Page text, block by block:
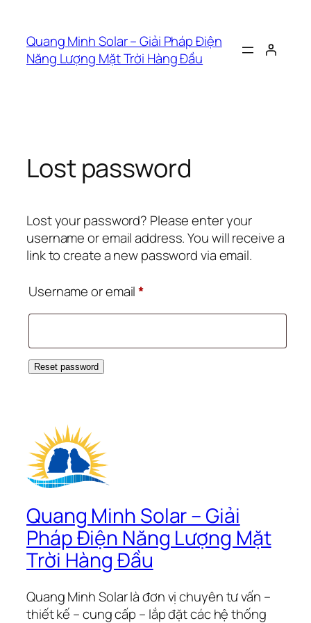
Quang Minh Solar – Giải Pháp Điện
Năng Lượng Mặt Trời Hàng Đầu
Lost password
Lost your password? Please enter your
username or email address. You will receive a
link to create a new password via email.
Username or email*
Reset password
Quang Minh Solar – Giải
Pháp Điện Năng Lượng Mặt
Trời Hàng Đầu
Quang Minh Solar là đơn vị chuyên tư vấn –
thiết kế – cung cấp – lắp đặt các hệ thống